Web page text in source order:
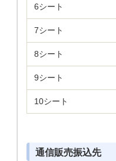
6シート
7シート
8シート
9シート
10シート
通信販売振込先